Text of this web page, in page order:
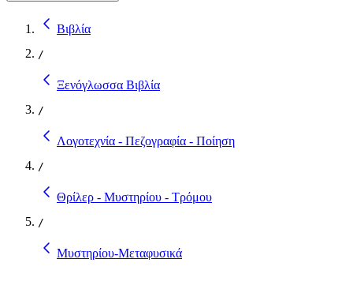
Βιβλία
/
Ξενόγλωσσα Βιβλία
/
Λογοτεχνία - Πεζογραφία - Ποίηση
/
Θρίλερ - Μυστηρίου - Τρόμου
/
Μυστηρίου-Μεταφυσικά